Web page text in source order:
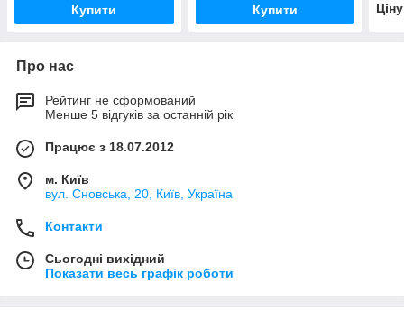
Купити Купити
Про нас
Рейтинг не сформований
Менше 5 відгуків за останній рік
Працює з 18.07.2012
м. Київ
вул. Сновська, 20, Київ, Україна
Контакти
Сьогодні вихідний
Показати весь графік роботи